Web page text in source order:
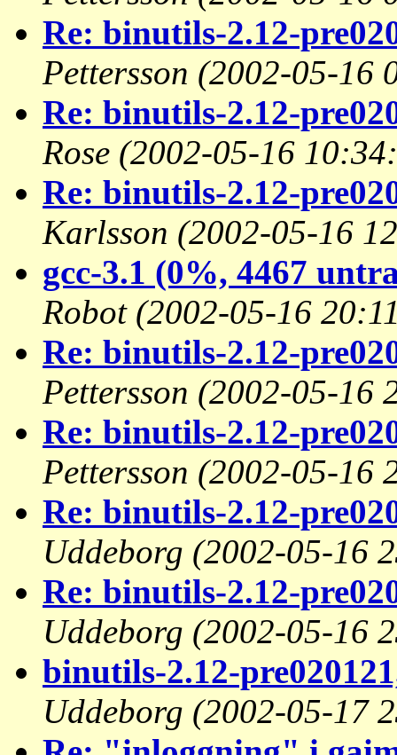
Re: binutils-2.12-
Pettersson (2002-05-16
Re: binutils-2.12-
Rose (2002-05-16
Re: binutils-2.12-
Karlsson (2002-05-16
gcc-3.1 (0%, 4467
Robot (2002-05-16
Re: binutils-2.12-
Pettersson (2002-05-16
Re: binutils-2.12-
Pettersson (2002-05-16
Re: binutils-2.12-
Uddeborg (2002-05-16
Re: binutils-2.12-
Uddeborg (2002-05-16
binutils-2.12-
Uddeborg (2002-05-17